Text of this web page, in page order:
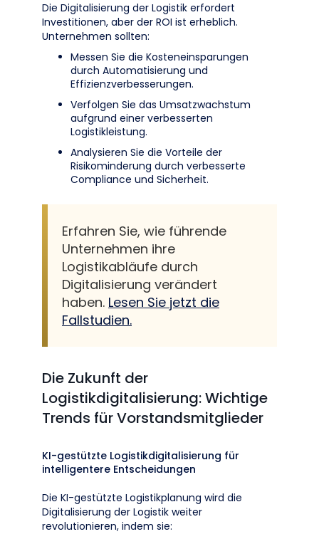
Die Digitalisierung der Logistik erfordert
Investitionen, aber der ROI ist erheblich.
Unternehmen sollten:
Messen Sie die Kosteneinsparungen
durch Automatisierung und
Effizienzverbesserungen.
Verfolgen Sie das Umsatzwachstum
aufgrund einer verbesserten
Logistikleistung.
Analysieren Sie die Vorteile der
Risikominderung durch verbesserte
Compliance und Sicherheit.
Erfahren Sie, wie führende
Unternehmen ihre
Logistikabläufe durch
Digitalisierung verändert
haben. Lesen Sie jetzt die
Fallstudien.
Die Zukunft der
Logistikdigitalisierung: Wichtige
Trends für Vorstandsmitglieder
KI-gestützte Logistikdigitalisierung für
intelligentere Entscheidungen
Die KI-gestützte Logistikplanung wird die
Digitalisierung der Logistik weiter
revolutionieren, indem sie: